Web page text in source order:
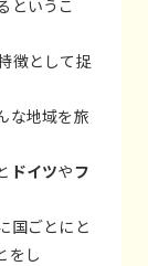
というこ
徴として捉
な地域を旅
ドイツやフ
国ごとにと
をし